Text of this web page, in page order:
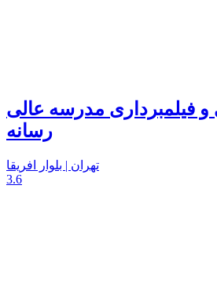
و فیلمبرداری مدرسه عالی
رسانه
تهران | بلوار افریقا
3.6